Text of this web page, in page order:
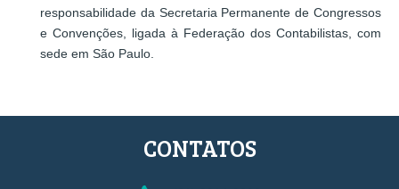
responsabilidade da Secretaria Permanente de Congressos
e Convenções, ligada à Federação dos Contabilistas, com
sede em São Paulo.
CONTATOS